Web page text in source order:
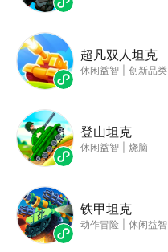
超凡双人坦克
休闲益智 创新品类
登山坦克
休闲益智 烧脑
铁甲坦克
动作冒险 休闲益智